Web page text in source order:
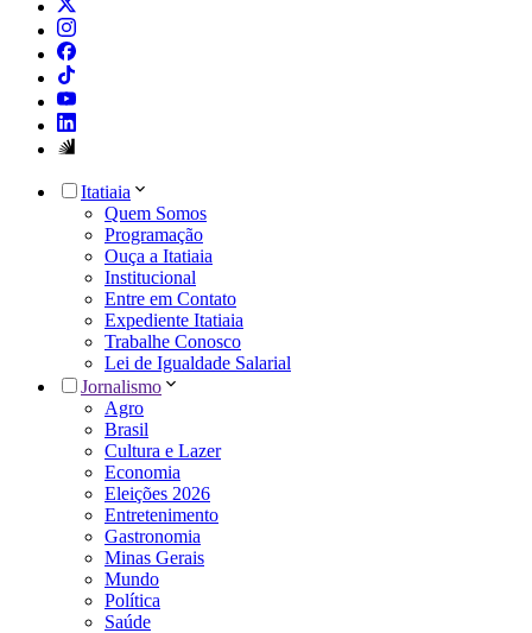
Itatiaia
Quem Somos
Programação
Ouça a Itatiaia
Institucional
Entre em Contato
Expediente Itatiaia
Trabalhe Conosco
Lei de Igualdade Salarial
Jornalismo
Agro
Brasil
Cultura e Lazer
Economia
Eleições 2026
Entretenimento
Gastronomia
Minas Gerais
Mundo
Política
Saúde